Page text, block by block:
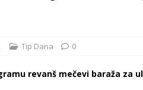
Tip Dana 0
revanš mečevi baraža